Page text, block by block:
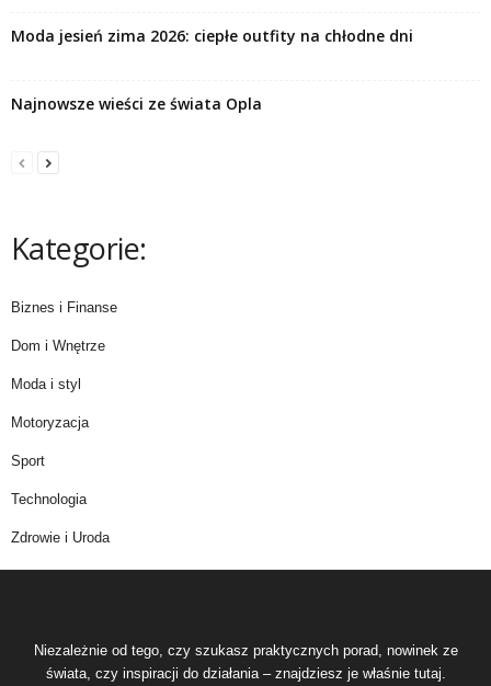
Moda jesień zima 2026: ciepłe outfity na chłodne dni
Najnowsze wieści ze świata Opla
Kategorie:
Biznes i Finanse
Dom i Wnętrze
Moda i styl
Motoryzacja
Sport
Technologia
Zdrowie i Uroda
Niezależnie od tego, czy szukasz praktycznych porad, nowinek ze
świata, czy inspiracji do działania – znajdziesz je właśnie tutaj.